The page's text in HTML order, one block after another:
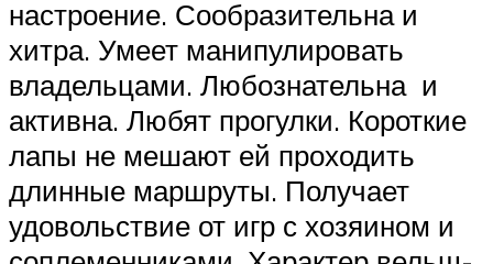
настроение. Сообразительна и
хитра. Умеет манипулировать
владельцами. Любознательна и
активна. Любят прогулки. Короткие
лапы не мешают ей проходить
длинные маршруты. Получает
удовольствие от игр с хозяином и